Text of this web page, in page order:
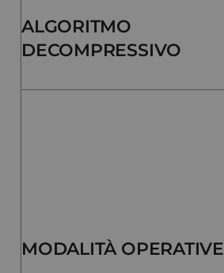
ALGORITMO
DECOMPRESSIVO
MODALITÀ OPERATIVE